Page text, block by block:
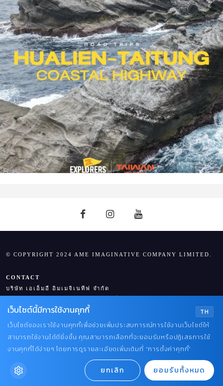
© COPYRIGHT 2024 AME IMAGINATIVE COMPANY LIMITED.
CONTACT
บริษัท เอเอ็มอี อิมเมจิเนทีฟ จำกัด
TEL : 0-2422-9999 ต่อ 4244
EMAIL :
PRAEWBSFAIR@GMAIL.COM
TH
เว็บไซต์นี้มีการใช้งานคุกกี้
เว็บไซต์ของเราใช้งานคุกกี้เพื่อช่วยเพิ่มประสบการณ์การใช้งานเว็บไซต์ให้
สามารถใช้งานได้ดียิ่งขึ้น คุณสามารถเลือกที่จะยอมรับหรือปฏิเสธการใช้
งานคุกกี้ได้ง่ายๆ โดยการดูรายละเอียดเพิ่มเติมที่ “การตั้งค่าคุกกี้”
ยกเลิก ยอมรับทั้งหมด